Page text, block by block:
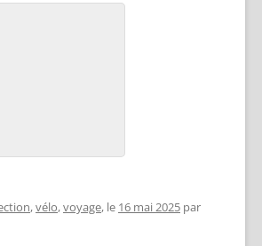
,vélo,voyage, le 16 mai 2025 par